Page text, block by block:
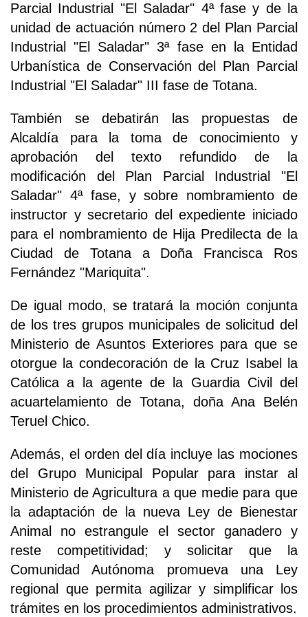
Parcial Industrial "El Saladar" 4ª fase y de la
unidad de actuación número 2 del Plan Parcial
Industrial "El Saladar" 3ª fase en la Entidad
Urbanística de Conservación del Plan Parcial
Industrial "El Saladar" III fase de Totana.
También se debatirán las propuestas de
Alcaldía para la toma de conocimiento y
aprobación del texto refundido de la
modificación del Plan Parcial Industrial "El
Saladar" 4ª fase, y sobre nombramiento de
instructor y secretario del expediente iniciado
para el nombramiento de Hija Predilecta de la
Ciudad de Totana a Doña Francisca Ros
Fernández "Mariquita".
De igual modo, se tratará la moción conjunta
de los tres grupos municipales de solicitud del
Ministerio de Asuntos Exteriores para que se
otorgue la condecoración de la Cruz Isabel la
Católica a la agente de la Guardia Civil del
acuartelamiento de Totana, doña Ana Belén
Teruel Chico.
Además, el orden del día incluye las mociones
del Grupo Municipal Popular para instar al
Ministerio de Agricultura a que medie para que
la adaptación de la nueva Ley de Bienestar
Animal no estrangule el sector ganadero y
reste competitividad; y solicitar que la
Comunidad Autónoma promueva una Ley
regional que permita agilizar y simplificar los
trámites en los procedimientos administrativos.